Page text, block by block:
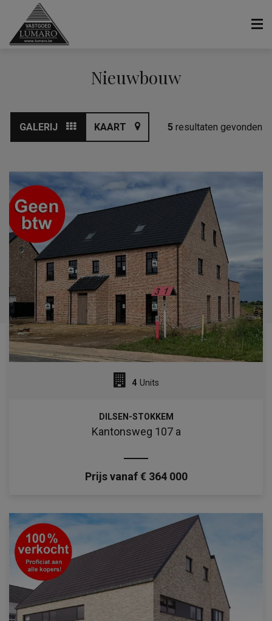
Nieuwbouw
GALERIJ KAART 5 resultaten gevonden
Units
4
DILSEN-STOKKEM
Kantonsweg 107 a
Prijs vanaf € 364 000